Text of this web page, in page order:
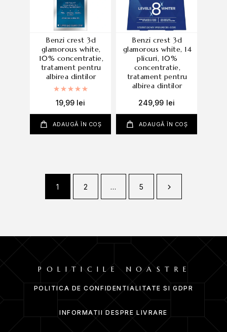
ADAUGĂ ÎN COȘ
benzi crest 3d
glamorous white,
10% concentratie,
tratament pentru
albirea dintilor
Evaluat la din 5
19,99 lei
ADAUGĂ ÎN COȘ
benzi crest 3d
glamorous white, 14
plicuri, 10%
concentratie,
tratament pentru
albirea dintilor
249,99 lei
1 2 … 5
POLITICILE NOASTRE
POLITICA DE CONFIDENTIALITATE SI GDPR
INFORMATII DESPRE LIVRARE